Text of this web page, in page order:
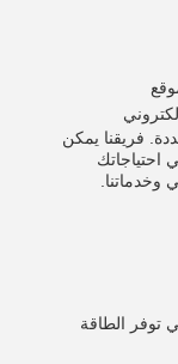
فريقنا يمكن
احتياجاتك
وخدماتنا.
توفر الطاقة